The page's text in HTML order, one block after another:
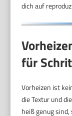
dich auf
für
Vorheizen ist
die Textur und
heiß genug